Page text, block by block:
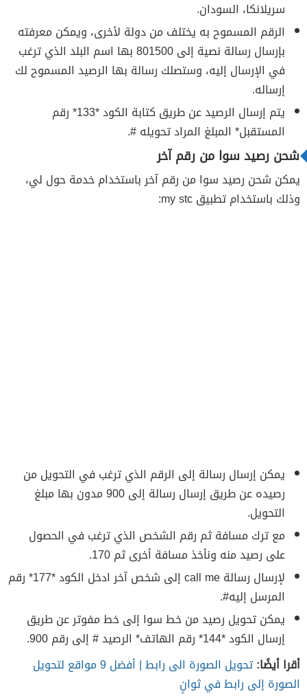
سريلانكا، السودان.
الرقم المسموح به يختلف من دولة لأخرى، ويمكن معرفته
بإرسال رسالة نصية إلى 801500 بها اسم البلد الذي ترغب
في الإرسال إليه، وستصلك رسالة بها الرصيد المسموح لك
إرساله.
يتم إرسال الرصيد عن طريق كتابة الكود *133* رقم
المستقبل* المبلغ المراد تحويله #.
شحن رصيد سوا من رقم آخر
يمكن شحن رصيد سوا من رقم آخر باستخدام خدمة حول لي،
وذلك باستخدام تطبيق my stc:
يمكن إرسال رسالة إلى الرقم الذي ترغب في التحويل من
رصيده عن طريق إرسال رسالة إلى 900 مدون بها مبلغ
التحويل.
مع ترك مسافة ثم رقم الشخص الذي ترغب في الحصول
على رصيد منه ونأخذ مسافة أخرى ثم 170.
لإرسال رسالة call me إلى شخص آخر ادخل الكود *177* رقم
المرسل إليه#.
يمكن تحويل رصيد من خط سوا إلى خط مفوتر عن طريق
إرسال الكود *144* رقم الهاتف* الرصيد # إلى رقم 900.
أقرا أيضًا:
تحويل الصورة الى رابط | أفضل 9 مواقع لتحويل
الصورة إلى رابط في ثوانٍ